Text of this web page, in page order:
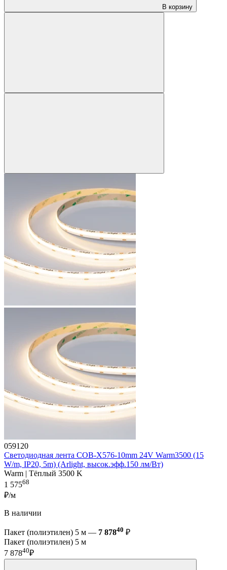
В корзину
059120
Светодиодная лента COB-X576-10mm 24V Warm3500 (15
W/m, IP20, 5m) (Arlight, высок.эфф.150 лм/Вт)
Warm | Тёплый 3500 K
1 57568
₽/м
В наличии
Пакет (полиэтилен) 5 м — 7 87840 ₽
Пакет (полиэтилен) 5 м
7 87840₽